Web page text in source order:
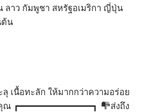
ลาว กัมพูชา สหรัฐอเมริกา ญี่ปุ่น
ต้น
เนื้อทะลัก ให้มากกว่าความอร่อย
┏━━━━━━━━━━━━━━┓
ส่งถึง